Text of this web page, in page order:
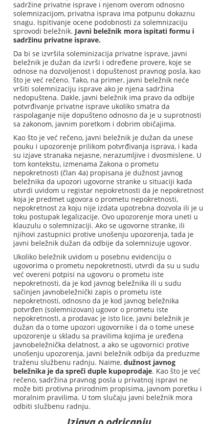
sadržine privatne isprave i njenom overom odnosno
solemnizacijom, privatna isprava ima potpunu dokaznu
snagu. Ispitivanje ocene podobnosti za solemnizaciju
sprovodi beležnik. Javni beležnik mora ispitati formu i
sadržinu privatne isprave.
Da bi se izvršila soleminizacija privatne isprave, javni
beležnik je dužan da izvrši i određene provere, koje se
odnose na dozvoljenost i dopuštenost pravnog posla, kao
što je već rečeno. Tako, na primer, javni beležnik neće
vršiti solemnizaciju isprave ako je njena sadržina
nedopuštena. Dakle, javni beležnik ima pravo da odbije
potvrđivanje privatne isprave ukoliko smatra da
raspolaganje nije dopušteno odnosno da je u suprotnosti
sa zakonom, javnim poretkom i dobrim običajima.
Kao što je već rečeno, javni beležnik je dužan da unese
pouku i upozorenje prilikom potvrđivanja isprava, i kada
su izjave stranaka nejasne, nerazumljive i dvosmislene. U
tom kontekstu, izmenama Zakona o prometu
nepokretnosti (član 4a) propisana je dužnost javnog
beležnika da upozori ugovorne stranke u situaciji kada
utvrdi uvidom u registar nepokretnosti da je nepokretnost
koja je predmet ugovora o prometu nepokretnosti,
nepokretnost za koju nije izdata upotrebna dozvola ili je u
toku postupak legalizacije. Ovo upozorenje mora uneti u
klauzulu o solemnizaciji. Ako se ugovorne stranke, ili
njihovi zastupnici protive unošenju upozorenja, tada je
javni beležnik dužan da odbije da solemnizuje ugovor.
Ukoliko beležnik uvidom u posebnu evidenciju o
ugovorima o prometu nepokretnosti, utvrdi da su u sudu
već overeni potpisi na ugovoru o prometu iste
nepokretnosti, da je kod javnog beležnika ili u sudu
sačinjen javnobeležnički zapis o prometu iste
nepokretnosti, odnosno da je kod javnog beležnika
potvrđen (solemnizovan) ugovor o prometu iste
nepokretnosti, a prodavac je isto lice, javni beležnik je
dužan da o tome upozori ugovornike i da o tome unese
upozorenje u skladu sa pravilima kojima je uređena
javnobeležnička delatnost, a ako se ugovornici protive
unošenju upozorenja, javni beležnik odbija da preduzme
traženu službenu radnju. Naime,dužnost javnog
beležnika je da spreči duple kupoprodaje. Kao što je već
rečeno, sadržina pravnog posla u privatnoj ispravi ne
može biti protivna prirodnim propisima, javnom poretku i
moralnim pravilima. U tom slučaju javni beležnik mora
odbiti službenu radnju.